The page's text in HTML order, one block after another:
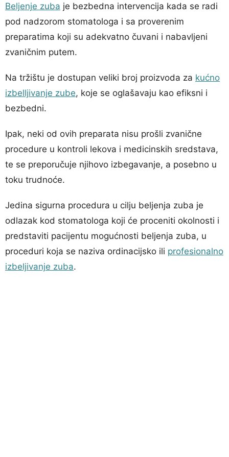
Beljenje zuba je bezbedna intervencija kada se radi
pod nadzorom stomatologa i sa proverenim
preparatima koji su adekvatno čuvani i nabavljeni
zvaničnim putem.
Na tržištu je dostupan veliki broj proizvoda za kućno
izbelljivanje zube, koje se oglašavaju kao efiksni i
bezbedni.
Ipak, neki od ovih preparata nisu prošli zvanične
procedure u kontroli lekova i medicinskih sredstava,
te se preporučuje njihovo izbegavanje, a posebno u
toku trudnoće.
Jedina sigurna procedura u cilju beljenja zuba je
odlazak kod stomatologa koji će proceniti okolnosti i
predstaviti pacijentu mogućnosti beljenja zuba, u
proceduri koja se naziva ordinacijsko ili profesionalno
izbeljivanje zuba.